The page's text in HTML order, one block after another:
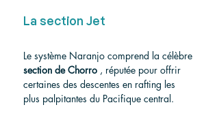
La section Jet
Le système Naranjo comprend la célèbre
section de Chorro , réputée pour offrir
certaines des descentes en rafting les
plus palpitantes du Pacifique central.